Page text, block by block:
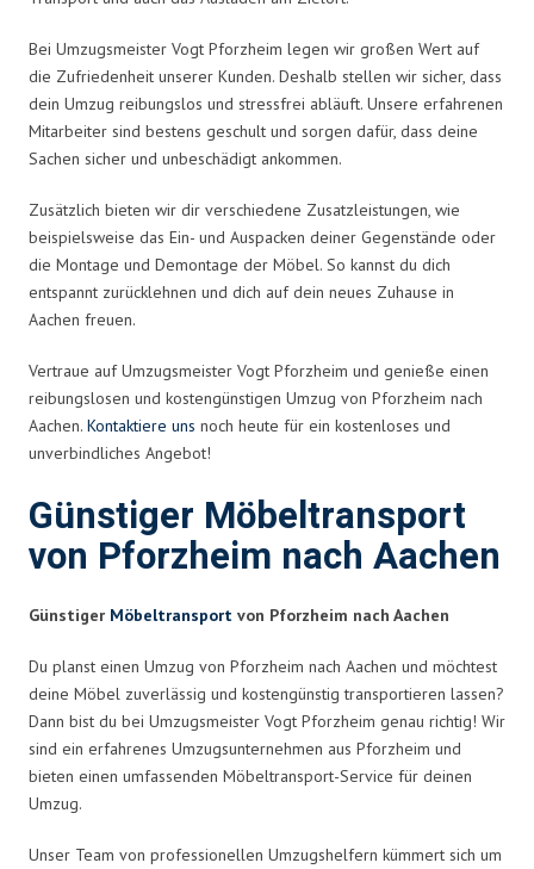
Bei Umzugsmeister Vogt Pforzheim legen wir großen Wert auf
die Zufriedenheit unserer Kunden. Deshalb stellen wir sicher, dass
dein Umzug reibungslos und stressfrei abläuft. Unsere erfahrenen
Mitarbeiter sind bestens geschult und sorgen dafür, dass deine
Sachen sicher und unbeschädigt ankommen.
Zusätzlich bieten wir dir verschiedene Zusatzleistungen, wie
beispielsweise das Ein- und Auspacken deiner Gegenstände oder
die Montage und Demontage der Möbel. So kannst du dich
entspannt zurücklehnen und dich auf dein neues Zuhause in
Aachen freuen.
Vertraue auf Umzugsmeister Vogt Pforzheim und genieße einen
reibungslosen und kostengünstigen Umzug von Pforzheim nach
Aachen. Kontaktiere uns noch heute für ein kostenloses und
unverbindliches Angebot!
Günstiger Möbeltransport
von Pforzheim nach Aachen
Günstiger Möbeltransport von Pforzheim nach Aachen
Du planst einen Umzug von Pforzheim nach Aachen und möchtest
deine Möbel zuverlässig und kostengünstig transportieren lassen?
Dann bist du bei Umzugsmeister Vogt Pforzheim genau richtig! Wir
sind ein erfahrenes Umzugsunternehmen aus Pforzheim und
bieten einen umfassenden Möbeltransport-Service für deinen
Umzug.
Unser Team von professionellen Umzugshelfern kümmert sich um